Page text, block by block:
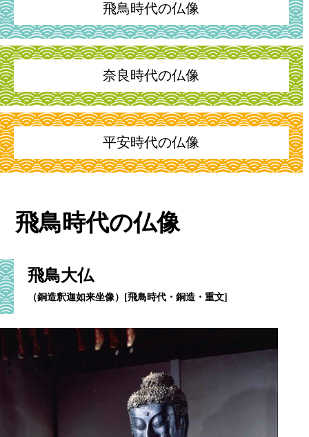
飛鳥時代の仏像
奈良時代の仏像
平安時代の仏像
飛鳥時代の仏像
飛鳥大仏
（銅造釈迦如来坐像）[飛鳥時代・銅造・重文]